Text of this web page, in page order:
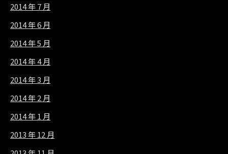
2014 年 7 月
2014 年 6 月
2014 年 5 月
2014 年 4 月
2014 年 3 月
2014 年 2 月
2014 年 1 月
2013 年 12 月